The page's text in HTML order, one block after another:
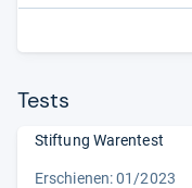
Tests
Stiftung Warentest
Erschienen: 01/2023